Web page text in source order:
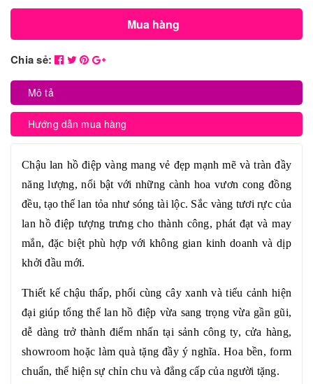
Mua hàng
Chia sẻ:
Mô tả
Hướng dẫn mua hàng
Chậu lan hồ điệp vàng mang vẻ đẹp mạnh mẽ và tràn đầy
năng lượng, nổi bật với những cành hoa vươn cong đồng
đều, tạo thế lan tỏa như sóng tài lộc. Sắc vàng tươi rực của
lan hồ điệp tượng trưng cho thành công, phát đạt và may
mắn, đặc biệt phù hợp với không gian kinh doanh và dịp
khởi đầu mới.
Thiết kế chậu thấp, phối cùng cây xanh và tiểu cảnh hiện
đại giúp tổng thểlan hồ điệp vừa sang trọng vừa gần gũi,
dễ dàng trở thành điểm nhấn tại sảnh công ty, cửa hàng,
showroom hoặc làm quà tặng đầy ý nghĩa. Hoa bền, form
chuẩn, thể hiện sự chỉn chu và đẳng cấp của người tặng.